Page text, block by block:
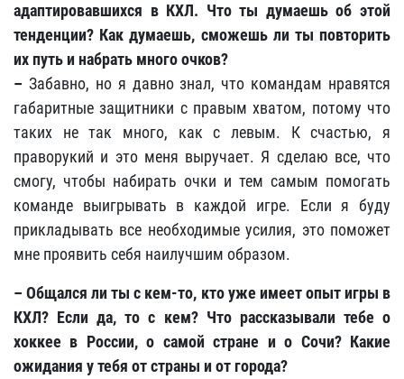
адаптировавшихся в КХЛ. Что ты думаешь об этой
тенденции? Как думаешь, сможешь ли ты повторить
их путь и набрать много очков?
– Забавно, но я давно знал, что командам нравятся
габаритные защитники с правым хватом, потому что
таких не так много, как с левым. К счастью, я
праворукий и это меня выручает. Я сделаю все, что
смогу, чтобы набирать очки и тем самым помогать
команде выигрывать в каждой игре. Если я буду
прикладывать все необходимые усилия, это поможет
мне проявить себя наилучшим образом.
– Общался ли ты с кем-то, кто уже имеет опыт игры в
КХЛ? Если да, то с кем? Что рассказывали тебе о
хоккее в России, о самой стране и о Сочи? Какие
ожидания у тебя от страны и от города?